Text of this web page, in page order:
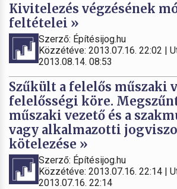
Kivitelezés végzésének
feltételei »
Szerző: Építésijog.hu
Közzétéve: 2013.07.16. 22:02 |
2013.08.14. 08:53
Szűkült a felelős műszaki
felelősségi köre.
műszaki vezető és a
vagy alkalmazotti
kötelezése »
Szerző: Építésijog.hu
Közzétéve: 2013.07.16. 22:14 |
2013.07.16. 22:14